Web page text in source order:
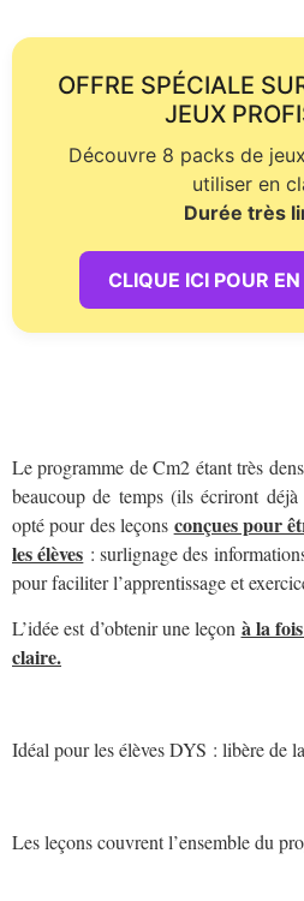
OFFRE SPÉCIALE
JEUX
Découvre 8 packs de
utiliser en
Durée très
CLIQUE ICI POUR
Le programme de Cm2 étant très
beaucoup de temps (ils écriront déjà
opté pour des leçons conçues pour
les élèves : surlignage des
pour faciliter l’apprentissage et
L’idée est d’obtenir une leçon à la
claire.
Idéal pour les élèves DYS : libère de
Les leçons couvrent l’ensemble du